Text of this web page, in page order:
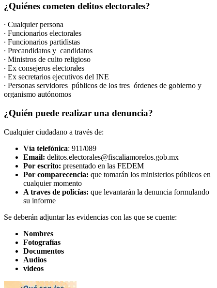
¿Quiénes cometen delitos electorales?
· Cualquier persona
· Funcionarios electorales
· Funcionarios partidistas
· Precandidatos y candidatos
· Ministros de culto religioso
· Ex consejeros electorales
· Ex secretarios ejecutivos del INE
· Personas servidores públicos de los tres órdenes de gobierno y
organismo autónomos
¿Quién puede realizar una denuncia?
Cualquier ciudadano a través de:
Vía telefónica: 911/089
Email: delitos.electorales@fiscaliamorelos.gob.mx
Por escrito: presentado en las FEDEM
Por comparecencia: que tomarán los ministerios públicos en
cualquier momento
A traves de policías: que levantarán la denuncia formulando
su informe
Se deberán adjuntar las evidencias con las que se cuente:
Nombres
Fotografías
Documentos
Audios
videos